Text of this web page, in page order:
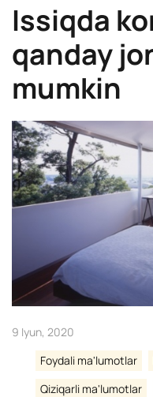
Issiqda
qanday
mumkin
9 Iyun, 2020
Foydali ma'lumotlar
Qiziqarli ma'lumotlar